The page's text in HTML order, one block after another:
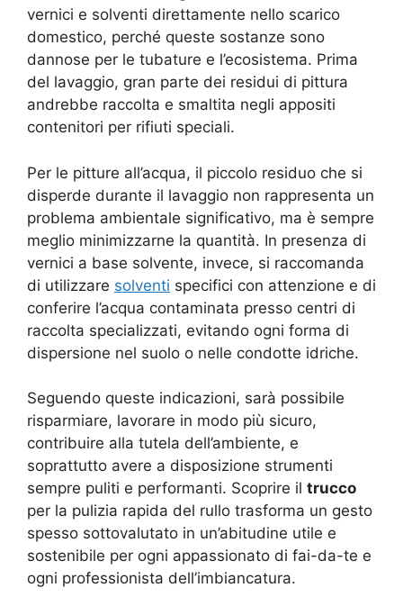
vernici e solventi direttamente nello scarico
domestico, perché queste sostanze sono
dannose per le tubature e l’ecosistema. Prima
del lavaggio, gran parte dei residui di pittura
andrebbe raccolta e smaltita negli appositi
contenitori per rifiuti speciali.
Per le pitture all’acqua, il piccolo residuo che si
disperde durante il lavaggio non rappresenta un
problema ambientale significativo, ma è sempre
meglio minimizzarne la quantità. In presenza di
vernici a base solvente, invece, si raccomanda
di utilizzare solventi specifici con attenzione e di
conferire l’acqua contaminata presso centri di
raccolta specializzati, evitando ogni forma di
dispersione nel suolo o nelle condotte idriche.
Seguendo queste indicazioni, sarà possibile
risparmiare, lavorare in modo più sicuro,
contribuire alla tutela dell’ambiente, e
soprattutto avere a disposizione strumenti
sempre puliti e performanti. Scoprire il trucco
per la pulizia rapida del rullo trasforma un gesto
spesso sottovalutato in un’abitudine utile e
sostenibile per ogni appassionato di fai-da-te e
ogni professionista dell’imbiancatura.